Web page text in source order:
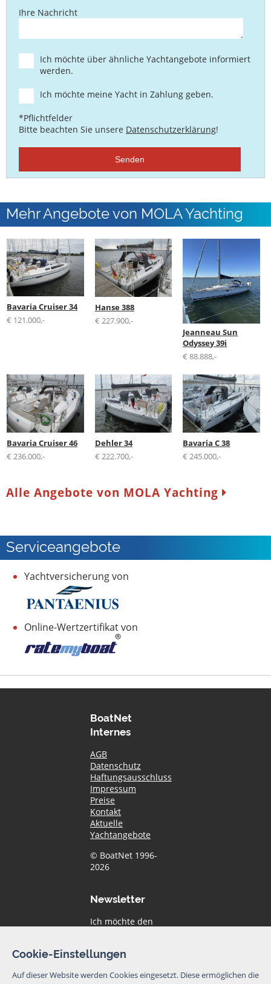
Ihre Nachricht
Ich möchte über ähnliche Yachtangebote informiert
werden.
Ich möchte meine Yacht in Zahlung geben.
*Pflichtfelder
Bitte beachten Sie unsere Datenschutzerklärung!
Senden
Mehr Angebote von MOLA Yachting
Bavaria Cruiser 34
€ 121.000,-
Hanse 388
€ 227.900,-
Jeanneau Sun
Odyssey 39i
€ 88.888,-
Bavaria Cruiser 46
€ 236.000,-
Dehler 34
€ 222.700,-
Bavaria C 38
€ 245.000,-
Alle Angebote von MOLA Yachting
Serviceangebote
Yachtversicherung von
Online-Wertzertifikat von
BoatNet
Internes
AGB
Datenschutz
Haftungsausschluss
Impressum
Preise
Kontakt
Aktuelle
Yachtangebote
© BoatNet 1996-
2026
Newsletter
Ich möchte den
erhalten. Von dem
ich mich jederzeit
Cookie-Einstellungen
Auf dieser Website werden Cookies eingesetzt. Diese ermöglichen die